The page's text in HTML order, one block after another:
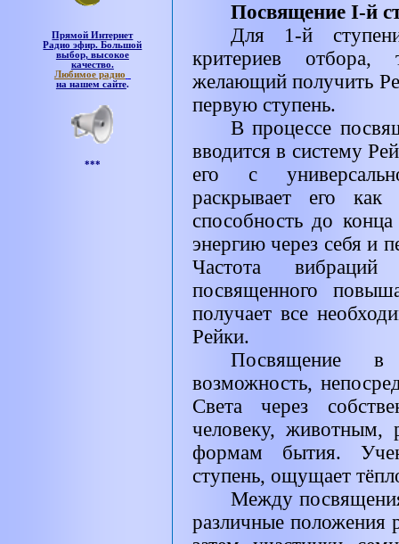
Прямой Интернет
Радио эфир. Большой
выбор, высокое
качество.
Любимое радио
на нашем сайте.
***
Посвящение I-й
Для 1-й
критериев
желающий получить
первую ступень.
В процессе
вводится в систему
его с
раскрывает его
способность до
энергию через себя и
Частота вибраций
посвященного
получает все
Рейки.
Посвящение
возможность,
Света через
человеку,
формам бытия.
ступень, ощущает
Между
различные положения